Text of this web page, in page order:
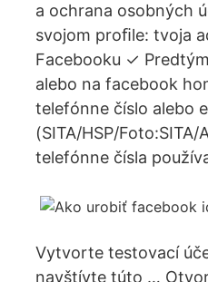
a ochrana osobných
svojom proﬁle: tvoja
Facebooku ✓
alebo na facebook
telefónne číslo alebo
(SITA/HSP/
telefónne čísla
Vytvorte testovací
navštívte túto …